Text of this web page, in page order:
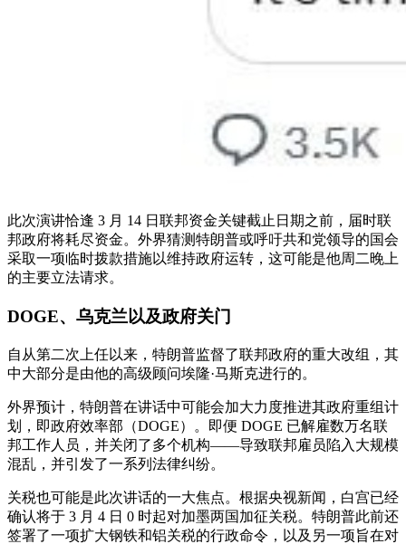
此次演讲恰逢 3 月 14 日联邦资金关键截止日期之前，届时联
邦政府将耗尽资金。外界猜测特朗普或呼吁共和党领导的国会
采取一项临时拨款措施以维持政府运转，这可能是他周二晚上
的主要立法请求。
DOGE、乌克兰以及政府关门
自从第二次上任以来，特朗普监督了联邦政府的重大改组，其
中大部分是由他的高级顾问埃隆·马斯克进行的。
外界预计，特朗普在讲话中可能会加大力度推进其政府重组计
划，即政府效率部（DOGE）。即便 DOGE 已解雇数万名联
邦工作人员，并关闭了多个机构——导致联邦雇员陷入大规模
混乱，并引发了一系列法律纠纷。
关税也可能是此次讲话的一大焦点。根据央视新闻，白宫已经
确认将于 3 月 4 日 0 时起对加墨两国加征关税。特朗普此前还
签署了一项扩大钢铁和铝关税的行政命令，以及另一项旨在对